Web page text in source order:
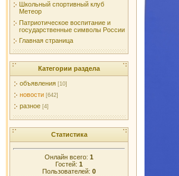
Школьный спортивный клуб
Метеор
Патриотическое воспитание и
государственные символы России
Главная страница
Категории раздела
объявления [10]
новости [642]
разное [4]
Статистика
Онлайн всего: 1
Гостей: 1
Пользователей: 0